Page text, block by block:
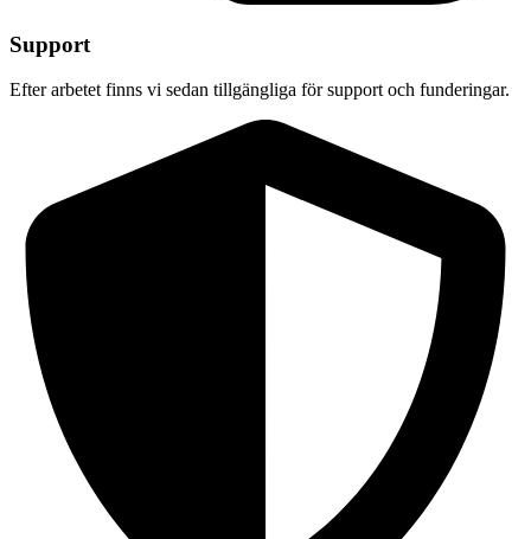
Support
Efter arbetet finns vi sedan tillgängliga för support och funderingar.